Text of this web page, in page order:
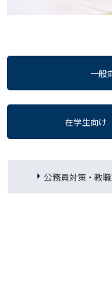
一般
在学生向け
公務員対策・教